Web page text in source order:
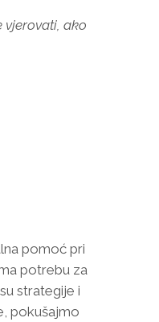
vjerovati, ako
pomoć pri
potrebu za
strategije i
pokušajmo